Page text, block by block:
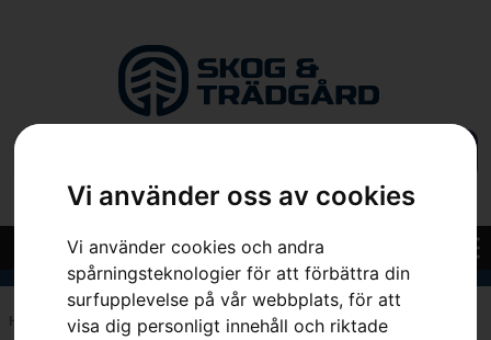
Vi använder oss av cookies
Vi använder cookies och andra
spårningsteknologier för att förbättra din
surfupplevelse på vår webbplats, för att
visa dig personligt innehåll och riktade
Hem 7392930644151